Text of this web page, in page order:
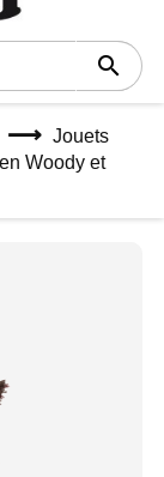

Jouets
Woody et